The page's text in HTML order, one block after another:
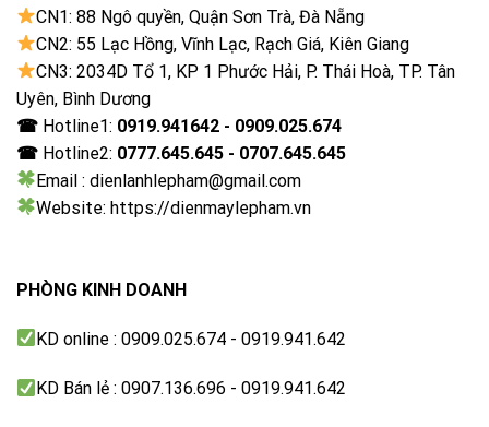
dung điện ảnh trung thực với chuyển động mượt mà.
CN1: 88 Ngô quyền, Quận Sơn Trà, Đà Nẵng
CN2: 55 Lạc Hồng, Vĩnh Lạc, Rạch Giá, Kiên Giang
CN3: 2034D Tổ 1, KP 1 Phước Hải, P. Thái Hoà, TP. Tân
Uyên, Bình Dương
☎ Hotline1: 0919.941642 - 0909.025.674
☎ Hotline2: 0777.645.645 - 0707.645.645
Email : dienlanhlepham@gmail.com
Website: https://dienmaylepham.vn
PHÒNG KINH DOANH
KD online : 0909.025.674 - 0919.941.642
KD Bán lẻ : 0907.136.696 - 0919.941.642